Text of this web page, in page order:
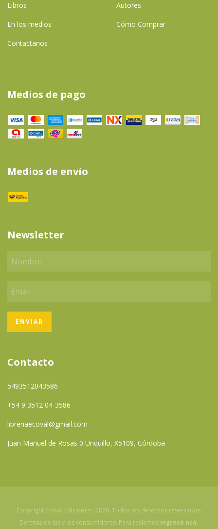
Libros Autores
En los medios Cómo Comprar
Contactanos
Medios de pago
Medios de envío
Newsletter
Contacto
5493512043586
+54 9 3512 04-3586
libreriaecoval@gmail.com
Juan Manuel de Rosas 0 Unquillo, X5109, Córdoba
Copyright Ecoval Ediciones - 2026. Todos los derechos reservados.
Defensa de las y los consumidores. Para reclamos ingresá acá.